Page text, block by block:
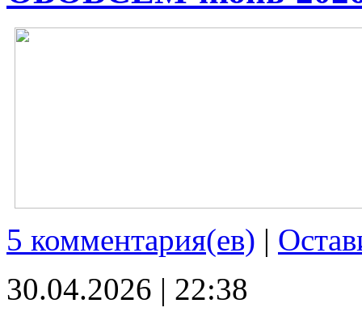
5 комментария(ев) |
30.04.2026 | 22:38